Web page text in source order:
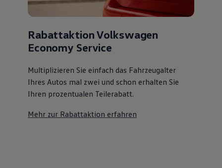
Rabattaktion Volkswagen
Economy Service
Multiplizieren Sie einfach das Fahrzeugalter
Ihres Autos mal zwei und schon erhalten Sie
Ihren prozentualen Teilerabatt.
Mehr zur Rabattaktion erfahren